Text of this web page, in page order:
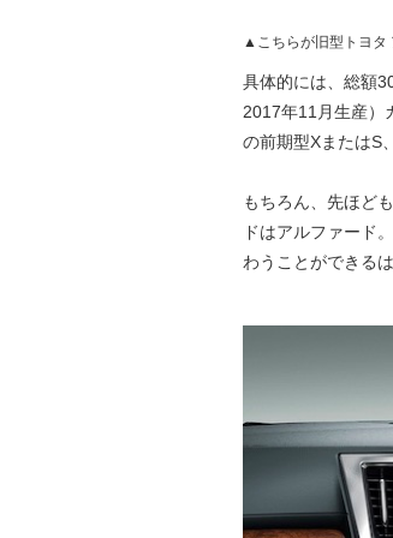
▲こちらが旧型トヨタ
具体的には、総額
2017年11月生産）
の前期型XまたはS
もちろん、先ほど
ドはアルファード
わうことができるは